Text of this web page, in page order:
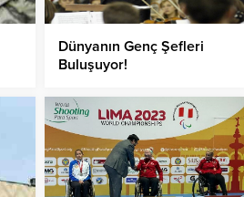
Dünyanın Genç Şefleri
Buluşuyor!